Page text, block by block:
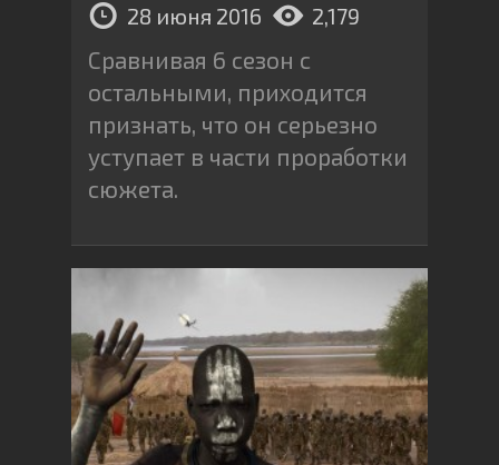
28 июня 2016 2,179
Сравнивая 6 сезон с
остальными, приходится
признать, что он серьезно
уступает в части проработки
сюжета.